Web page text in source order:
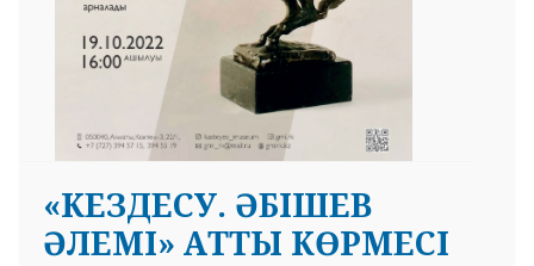
«КЕЗДЕСУ. ӘБІШЕВ
ӘЛЕМІ» АТТЫ КӨРМЕСІ